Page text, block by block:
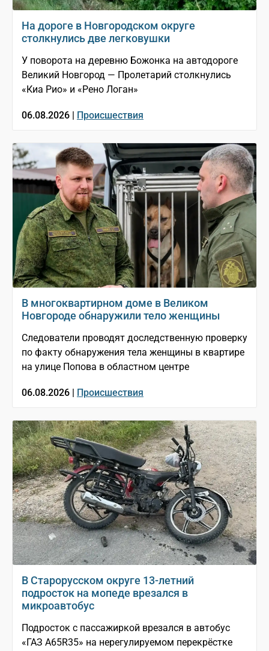
На дороге в Новгородском округе
столкнулись две легковушки
У поворота на деревню Божонка на автодороге
Великий Новгород — Пролетарий столкнулись
«Киа Рио» и «Рено Логан»
06.08.2026 | Происшествия
В многоквартирном доме в Великом
Новгороде обнаружили тело женщины
Следователи проводят доследственную проверку
по факту обнаружения тела женщины в квартире
на улице Попова в областном центре
06.08.2026 | Происшествия
В Старорусском округе 13-летний
подросток на мопеде врезался в
микроавтобус
Подросток с пассажиркой врезался в автобус
«ГАЗ A65R35» на нерегулируемом перекрёстке